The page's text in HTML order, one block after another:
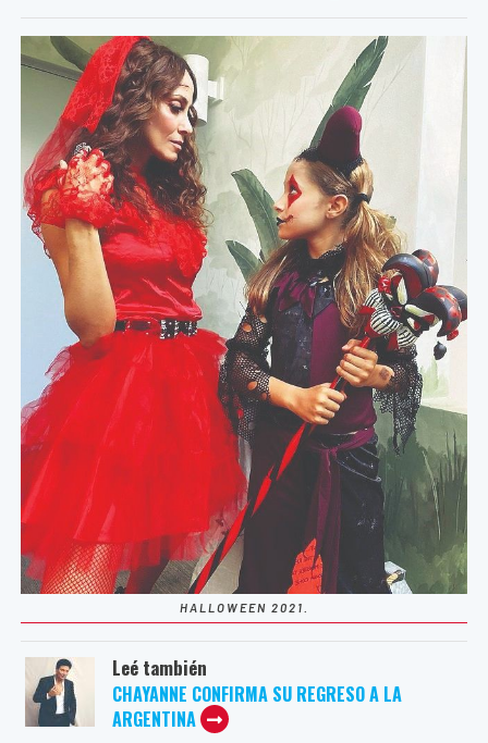
HALLOWEEN 2021.
Leé también
CHAYANNE CONFIRMA SU REGRESO A LA
ARGENTINA